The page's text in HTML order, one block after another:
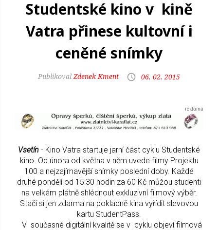
Studentské kino v kině
Vatra přinese kultovní i
ceněné snímky
Zdenek Kment 06. 02. 2015
Vsetín - Kino Vatra startuje jarní část cyklu Studentské
kino. Od února od května v něm uvede filmy Projektu
100 a nejzajímavější snímky poslední doby. Každé
druhé pondělí od 15:30 hodin za 60 Kč můžou studenti
na velkém plátně shlédnout exkluzivní filmový výběr.
Stačí si jen zdarma na pokladně kina vyřídit slevovou
kartu StudentPass.
V současné digitální kvalitě se v cyklu objeví filmová